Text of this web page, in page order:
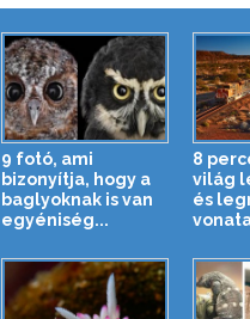
9 fotó, ami
bizonyítja, hogy a
baglyoknak is van
egyéniség...
8
világ
és